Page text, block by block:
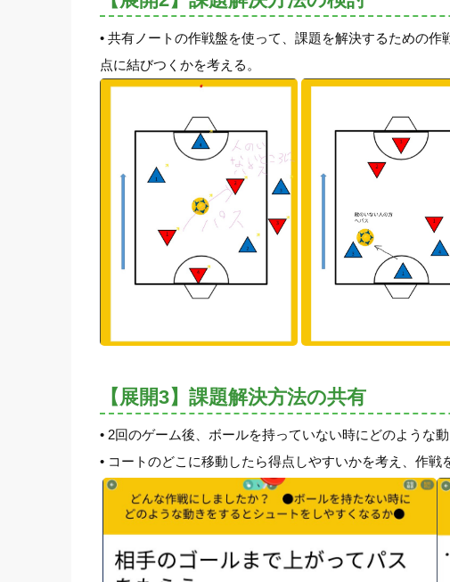
• 共有ノートの作戦盤を使って、課題を解決するための
点に結びつくかを考える。
【展開3】課題解決方法の共有
• 2回のゲーム後、ボールを持っていない時にどのような
• コートのどこに移動したら得点しやすいかを考え、作戦